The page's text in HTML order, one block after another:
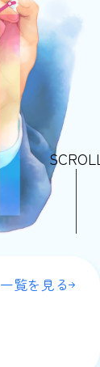
一覧を見る